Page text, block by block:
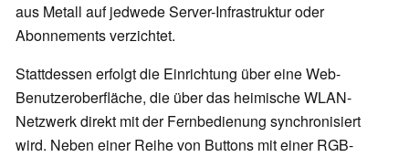
aus Metall auf jedwede Server-Infrastruktur oder
Abonnements verzichtet.
Stattdessen erfolgt die Einrichtung über eine Web-
Benutzeroberfläche, die über das heimische WLAN-
Netzwerk direkt mit der Fernbedienung synchronisiert
wird. Neben einer Reihe von Buttons mit einer RGB-